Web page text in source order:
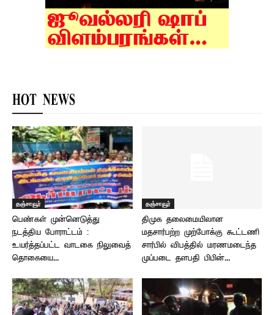
HOT NEWS
தஞ்சாவூர்
பெண்கள் முன்னெடுத்து
நடத்திய போராட்டம் :
உயர்த்தப்பட்ட வாடகை நிலுவைத்
தொகையை...
தஞ்சாவூர்
திமுக தலைமையிலான
மதசார்பற்ற முற்போக்கு கூட்டணி
சார்பில் விபத்தில் மரணமடைந்த
முப்படை தளபதி பிபின்...